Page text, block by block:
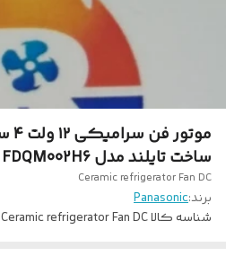
ساخت تایلند مدل FDQM002H6
Ceramic refrigerator Fan DC
برند:Panasonic
شناسه کالاCeramic refrigerator Fan DC